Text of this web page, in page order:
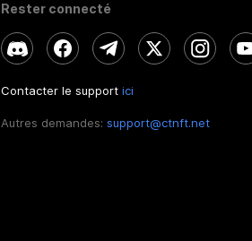
Rester connecté
Contacter le support ici
Autres demandes: support@ctnft.net